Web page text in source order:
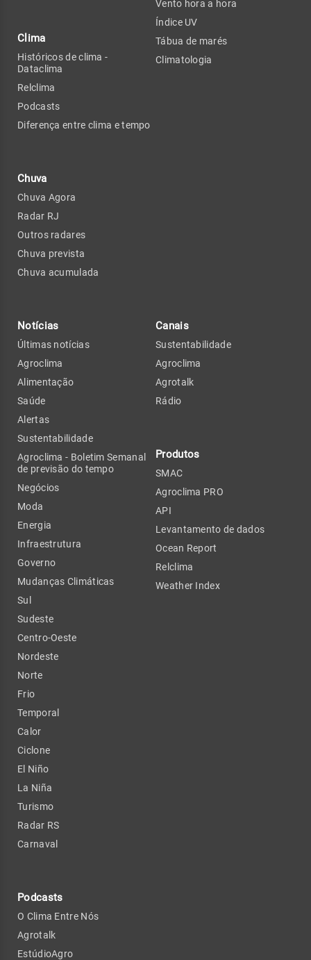
Clima
Históricos de clima -
Dataclima
Relclima
Podcasts
Diferença entre clima e tempo
Chuva
Chuva Agora
Radar RJ
Outros radares
Chuva prevista
Chuva acumulada
Vento hora a hora
Índice UV
Tábua de marés
Climatologia
Notícias
Últimas notícias
Agroclima
Alimentação
Saúde
Alertas
Sustentabilidade
Agroclima - Boletim Semanal
de previsão do tempo
Negócios
Moda
Energia
Infraestrutura
Governo
Mudanças Climáticas
Sul
Sudeste
Centro-Oeste
Nordeste
Norte
Frio
Temporal
Calor
Ciclone
El Niño
La Niña
Turismo
Radar RS
Carnaval
Podcasts
O Clima Entre Nós
Agrotalk
EstúdioAgro
Canais
Sustentabilidade
Agroclima
Agrotalk
Rádio
Produtos
SMAC
Agroclima PRO
API
Levantamento de dados
Ocean Report
Relclima
Weather Index